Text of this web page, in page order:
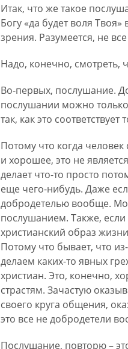
Итак, что же такое
Богу «да будет воля
зрения. Разумеется, не
Надо, конечно, смотреть,
Во-первых, послушание.
послушании можно
так, как это
Потому что когда
и хорошее, это не
делает что-то просто
еще чего-нибудь. Даже
добродетелью вообще.
послушанием. Также, если
христианский образ
Потому что бывает, что
делаем каких-то явных
христиан. Это, конечно,
страстям. Зачастую
своего круга общения,
это все не добродетели
Послушание, повторю –